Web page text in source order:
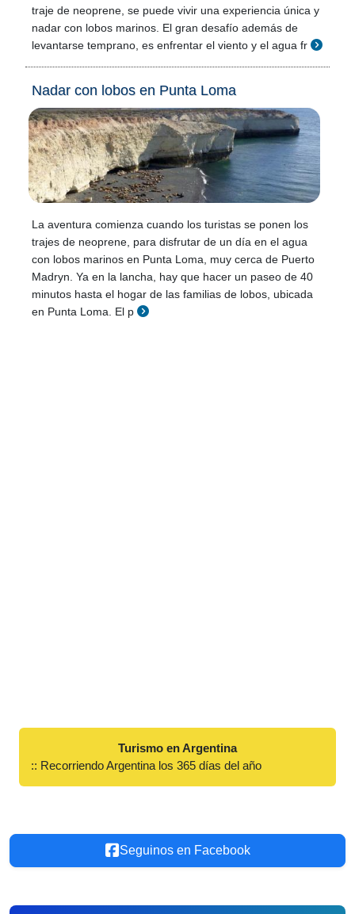
traje de neoprene, se puede vivir una experiencia única y
nadar con lobos marinos. El gran desafío además de
levantarse temprano, es enfrentar el viento y el agua fr
Nadar con lobos en Punta Loma
La aventura comienza cuando los turistas se ponen los
trajes de neoprene, para disfrutar de un día en el agua
con lobos marinos en Punta Loma, muy cerca de Puerto
Madryn. Ya en la lancha, hay que hacer un paseo de 40
minutos hasta el hogar de las familias de lobos, ubicada
en Punta Loma. El p
Turismo en Argentina
:: Recorriendo Argentina los 365 días del año
Seguinos en Facebook